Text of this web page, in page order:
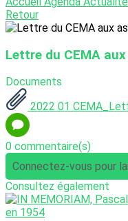
Retour
Lettre du CEMA
Documents
2022 01
0 commentaire(s)
Connectez-vous pour
Consultez également